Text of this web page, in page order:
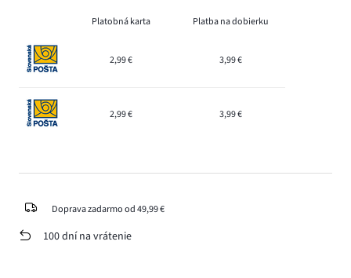
Platobná karta Platba na dobierku
2,99 € 3,99 €
2,99 € 3,99 €
Doprava zadarmo od 49,99 €
100 dní na vrátenie